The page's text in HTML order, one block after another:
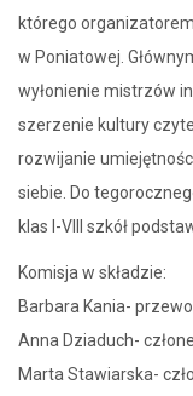
którego
w Poniatowej.
wyłonienie mistrzów
szerzenie kultury
rozwijanie
siebie. Do
klas I-VIII szkół
Komisja w składzie:
Barbara Kania-
Anna Dziaduch-
Marta Stawiarska-